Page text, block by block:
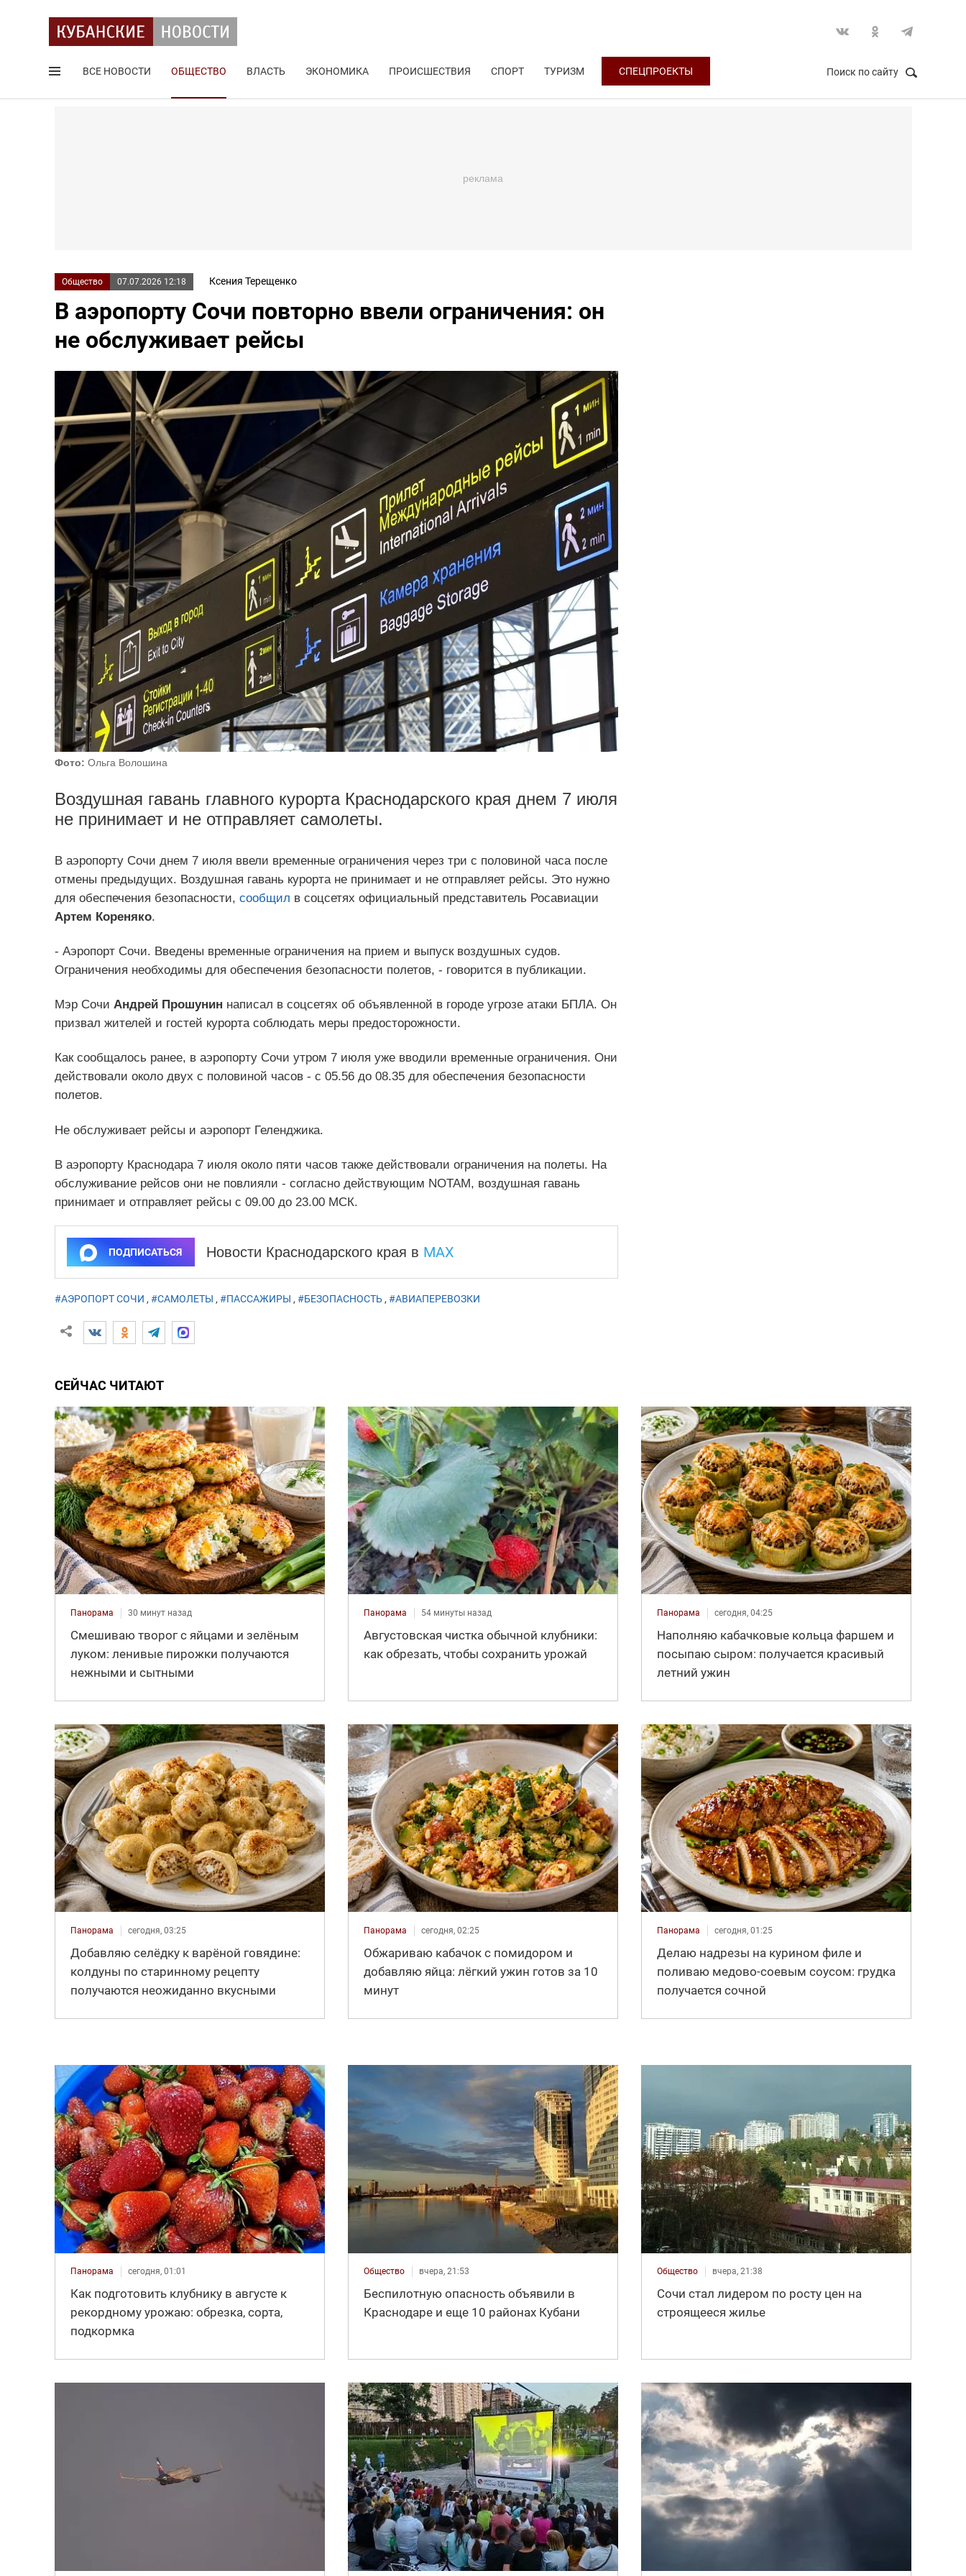
ВСЕ НОВОСТИ ОБЩЕСТВО ВЛАСТЬ ЭКОНОМИКА ПРОИСШЕСТВИЯ СПОРТ ТУРИЗМ СПЕЦПРОЕКТЫ Поиск по сайту
Общество 07.07.2026 12:18 Ксения Терещенко
В аэропорту Сочи повторно ввели ограничения: он
не обслуживает рейсы
Фото: Ольга Волошина
Воздушная гавань главного курорта Краснодарского края днем 7 июля
не принимает и не отправляет самолеты.
В аэропорту Сочи днем 7 июля ввели временные ограничения через три с половиной часа после
отмены предыдущих. Воздушная гавань курорта не принимает и не отправляет рейсы. Это нужно
для обеспечения безопасности, сообщил в соцсетях официальный представитель Росавиации
Артем Кореняко.
- Аэропорт Сочи. Введены временные ограничения на прием и выпуск воздушных судов.
Ограничения необходимы для обеспечения безопасности полетов, - говорится в публикации.
Мэр Сочи Андрей Прошунин написал в соцсетях об объявленной в городе угрозе атаки БПЛА. Он
призвал жителей и гостей курорта соблюдать меры предосторожности.
Как сообщалось ранее, в аэропорту Сочи утром 7 июля уже вводили временные ограничения. Они
действовали около двух с половиной часов - с 05.56 до 08.35 для обеспечения безопасности
полетов.
Не обслуживает рейсы и аэропорт Геленджика.
В аэропорту Краснодара 7 июля около пяти часов также действовали ограничения на полеты. На
обслуживание рейсов они не повлияли - согласно действующим NOTAM, воздушная гавань
принимает и отправляет рейсы с 09.00 до 23.00 МСК.
ПОДПИСАТЬСЯ Новости Краснодарского края в MAX
#АЭРОПОРТ СОЧИ , #САМОЛЕТЫ , #ПАССАЖИРЫ , #БЕЗОПАСНОСТЬ, #АВИАПЕРЕВОЗКИ
СЕЙЧАС ЧИТАЮТ
Панорама 30 минут назад
Смешиваю творог с яйцами и зелёным
луком: ленивые пирожки получаются
нежными и сытными
Панорама 54 минуты назад
Августовская чистка обычной клубники:
как обрезать, чтобы сохранить урожай
Панорама сегодня, 04:25
Наполняю кабачковые кольца фаршем и
посыпаю сыром: получается красивый
летний ужин
Панорама сегодня, 03:25
Добавляю селёдку к варёной говядине:
колдуны по старинному рецепту
получаются неожиданно вкусными
Панорама сегодня, 02:25
Обжариваю кабачок с помидором и
добавляю яйца: лёгкий ужин готов за 10
минут
Панорама сегодня, 01:25
Делаю надрезы на курином филе и
поливаю медово-соевым соусом: грудка
получается сочной
Панорама сегодня, 01:01
Как подготовить клубнику в августе к
рекордному урожаю: обрезка, сорта,
подкормка
Общество вчера, 21:53
Беспилотную опасность объявили в
Краснодаре и еще 10 районах Кубани
Общество вчера, 21:38
Сочи стал лидером по росту цен на
строящееся жилье